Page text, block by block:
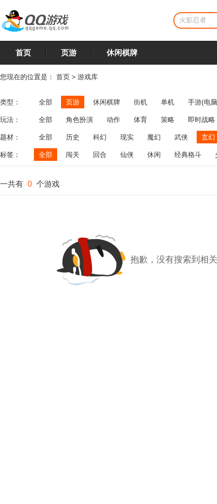
首页 页游 休闲棋牌
您现在的位置是： 首页 > 游戏库
类型： 全部 页游 休闲棋牌 街机 单机 手游(电
玩法： 全部 角色扮演 动作 体育 策略
即时战略
飞行
恋爱 第三人称射击 棋类 牌类 麻将
题材： 全部 历史 科幻 现实 魔幻 武侠 玄幻
标签： 全部 闯关 回合 仙侠 休闲 经典格斗
一共有 0 个游戏
抱歉，没有搜索到相